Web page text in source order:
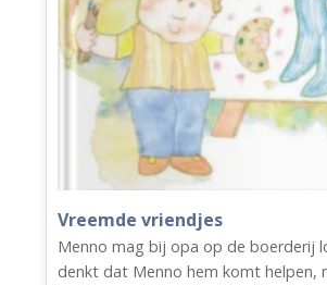
Vreemde vriendjes
Menno mag bij opa op de boerderij
denkt dat Menno hem komt helpen,